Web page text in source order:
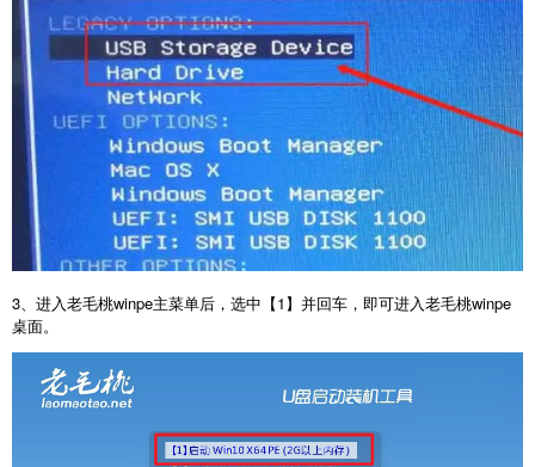
3 、进入老毛桃winpe主菜单后，选中【1】并回车，即可进入老毛桃winpe
桌面。